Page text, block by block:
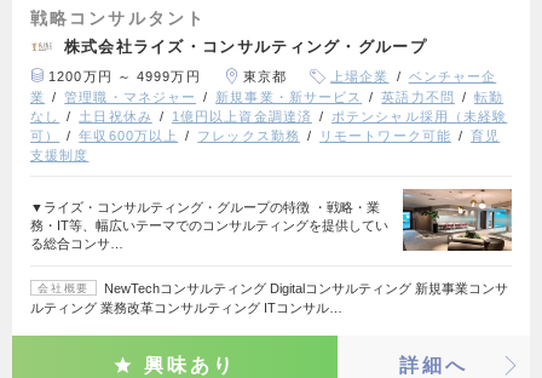
戦略コンサルタント
株式会社ライズ・コンサルティング・グループ
1200万円 ～ 4999万円 東京都 上場企業
ベンチャー企
業
管理職・マネジャー 新規事業・新サービス 英語力不問
転勤
なし
土日祝休み 1億円以上資金調達済
ポテンシャル採用（未経験
可）
年収600万以上 フレックス勤務 リモートワーク可能
育児
支援制度
▼ライズ・コンサルティング・グループの特徴 ・戦略・業
務・IT等、幅広いテーマでのコンサルティングを提供してい
る総合コンサ…
会社概要
NewTechコンサルティング Digitalコンサルティング 新規事業コンサ
ルティング 業務改革コンサルティング ITコンサル…
興味あり 詳細へ